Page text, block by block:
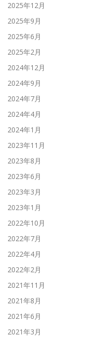
2025年12月
2025年9月
2025年6月
2025年2月
2024年12月
2024年9月
2024年7月
2024年4月
2024年1月
2023年11月
2023年8月
2023年6月
2023年3月
2023年1月
2022年10月
2022年7月
2022年4月
2022年2月
2021年11月
2021年8月
2021年6月
2021年3月